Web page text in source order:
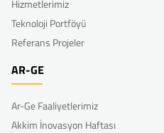
Hizmetlerimiz
Teknoloji Portföyü
Referans Projeler
AR-GE
Ar-Ge Faaliyetlerimiz
Akkim İnovasyon Haftası